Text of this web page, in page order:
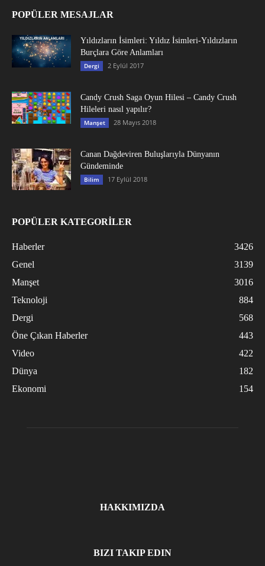
POPÜLER MESAJLAR
Yıldızların İsimleri: Yıldız İsimleri-Yıldızların
Burçlara Göre Anlamları
Dergi 2 Eylül 2017
Candy Crush Saga Oyun Hilesi – Candy Crush
Hileleri nasıl yapılır?
Manşet 28 Mayıs 2018
Canan Dağdeviren Buluşlarıyla Dünyanın
Gündeminde
Bilim 17 Eylül 2018
POPÜLER KATEGORİLER
Haberler
3426
Genel
3139
Manşet
3016
Teknoloji
884
Dergi
568
Öne Çıkan Haberler
443
Video
422
Dünya
182
Ekonomi
154
HAKKIMIZDA
BIZI TAKIP EDIN